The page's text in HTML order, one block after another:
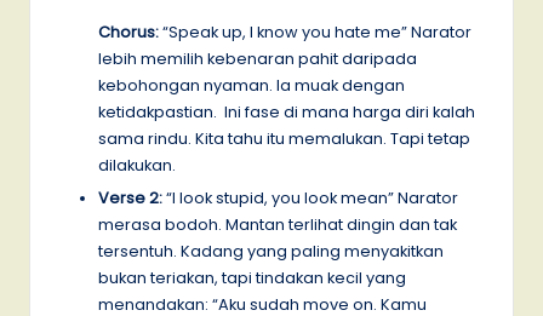
Chorus:“Speak up, I know you hate me” Narator
lebih memilih kebenaran pahit daripada
kebohongan nyaman. Ia muak dengan
ketidakpastian. Ini fase di mana harga diri kalah
sama rindu. Kita tahu itu memalukan. Tapi tetap
dilakukan.
Verse 2:“I look stupid, you look mean” Narator
merasa bodoh. Mantan terlihat dingin dan tak
tersentuh. Kadang yang paling menyakitkan
bukan teriakan, tapi tindakan kecil yang
menandakan: “Aku sudah move on. Kamu